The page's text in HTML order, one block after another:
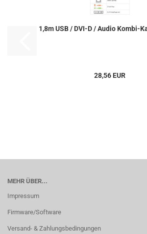
1,8m USB / DVI-D / Audio Kombi-
28,56 EUR
MEHR ÜBER...
Impressum
Firmware/Software
Versand- & Zahlungsbedingungen